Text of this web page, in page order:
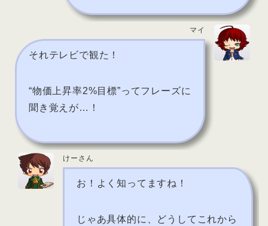
マイ
それテレビで観た！
“物価上昇率2%目標”ってフレーズに
聞き覚えが…！
けーさん
お！よく知ってますね！
じゃあ具体的に、どうしてこれから